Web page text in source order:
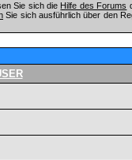
Sie sich die Hilfe des Forums
Sie sich ausführlich über den